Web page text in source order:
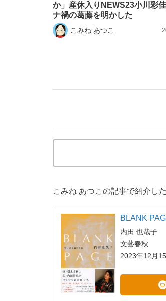
か」産休入りNEWS23小川彩
ナ禍の葛藤を明かした
こみね あつこ
こみね あつこの記事で紹介し
BLANK
内田 也哉子
文藝春秋
2023年12月